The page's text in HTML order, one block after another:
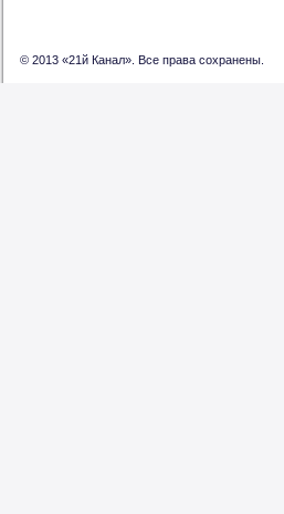
© 2013 «21й Канал». Все права сохранены.